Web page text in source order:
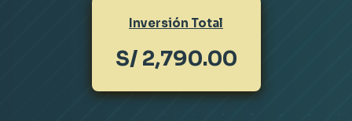
Inversión Total
S/ 2,790.00